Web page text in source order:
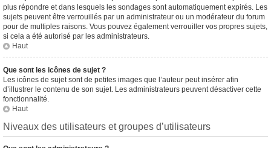
plus répondre et dans lesquels les sondages sont automatiquement expirés. Les
sujets peuvent être verrouillés par un administrateur ou un modérateur du forum
pour de multiples raisons. Vous pouvez également verrouiller vos propres sujets,
si cela a été autorisé par les administrateurs.
Haut
Que sont les icônes de sujet ?
Les icônes de sujet sont de petites images que l’auteur peut insérer afin
d’illustrer le contenu de son sujet. Les administrateurs peuvent désactiver cette
fonctionnalité.
Haut
Niveaux des utilisateurs et groupes d’utilisateurs